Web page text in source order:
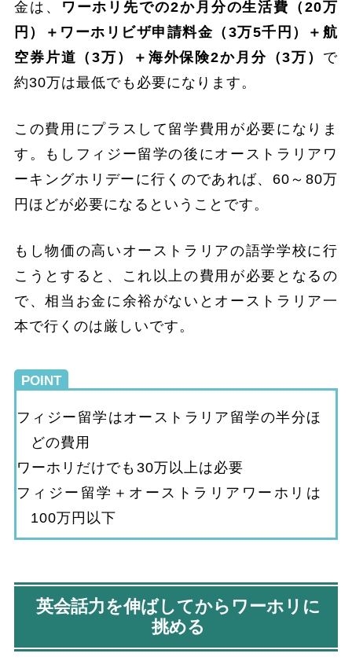
金は、
ワーホリ先での2か月分の生活費（20万
円）＋ワーホリビザ申請料金（3万5千円）＋航
空券片道（3万）＋海外保険2か月分（3万） で
約30万は最低でも必要になります。
この費用にプラスして留学費用が必要になりま
す。もしフィジー留学の後にオーストラリアワ
ーキングホリデーに行くのであれば、60～80万
円ほどが必要になるということです。
もし物価の高いオーストラリアの語学学校に行
こうとすると、これ以上の費用が必要となるの
で、相当お金に余裕がないとオーストラリア一
本で行くのは厳しいです。
POINT
フィジー留学はオーストラリア留学の半分ほ
どの費用
ワーホリだけでも30万以上は必要
フィジー留学＋オーストラリアワーホリは
100万円以下
英会話力を伸ばしてからワーホリに
挑める